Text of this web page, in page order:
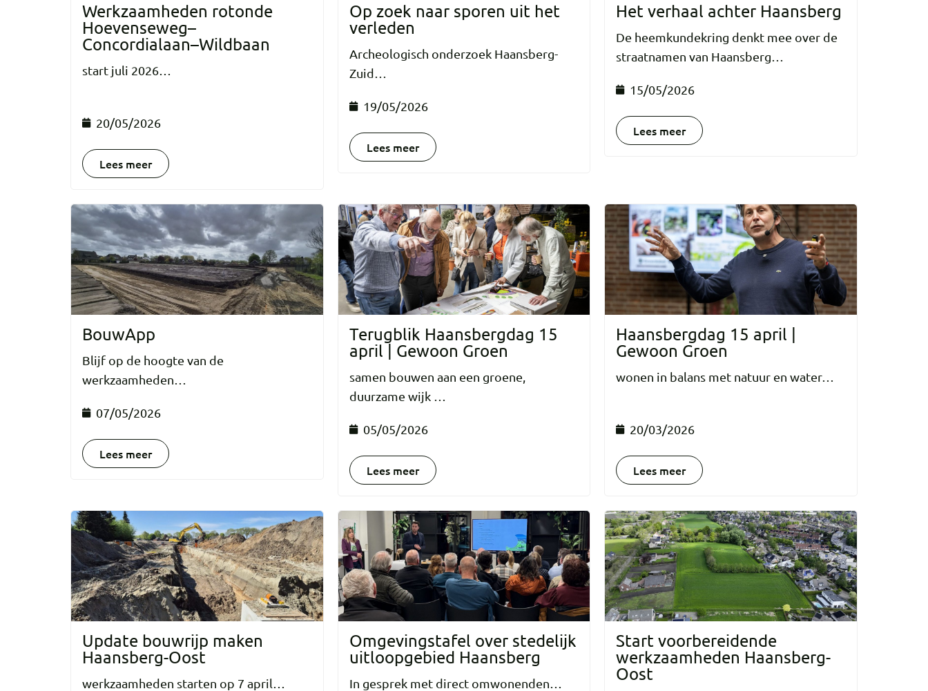
Werkzaamheden rotonde
Hoevenseweg–
Concordialaan–Wildbaan
start juli 2026…
20/05/2026
Lees meer
Op zoek naar sporen uit het
verleden
Archeologisch onderzoek Haansberg-
Zuid…
19/05/2026
Lees meer
Het verhaal achter Haansberg
De heemkundekring denkt mee over de
straatnamen van Haansberg…
15/05/2026
Lees meer
BouwApp
Blijf op de hoogte van de
werkzaamheden…
07/05/2026
Lees meer
Terugblik Haansbergdag 15
april | Gewoon Groen
samen bouwen aan een groene,
duurzame wijk …
05/05/2026
Lees meer
Haansbergdag 15 april |
Gewoon Groen
wonen in balans met natuur en water…
20/03/2026
Lees meer
Update bouwrijp maken
Haansberg-Oost
werkzaamheden starten op 7 april…
Omgevingstafel over stedelijk
uitloopgebied Haansberg
In gesprek met direct omwonenden…
Start voorbereidende
werkzaamheden Haansberg-
Oost